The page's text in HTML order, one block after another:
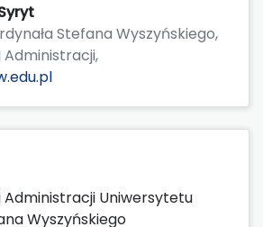
Stefana Wyszyńskiego,
Administracji,
Administracji Uniwersytetu
Wyszyńskiego